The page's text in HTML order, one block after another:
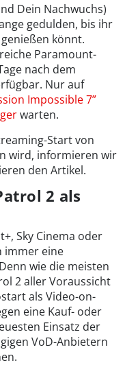
Dein Nachwuchs)
gedulden, bis ihr
könnt.
Paramount-
nach dem
Nur auf
Impossible 7”
warten.
Start von
wird, informieren wir
den Artikel.
2 als
Sky Cinema oder
immer eine
wie die meisten
2 aller Voraussicht
als Video-on-
eine Kauf- oder
Einsatz der
VoD-Anbietern